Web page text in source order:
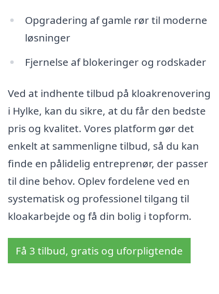
Opgradering af gamle rør til moderne
løsninger
Fjernelse af blokeringer og rodskader
Ved at indhente tilbud på kloakrenovering
i Hylke, kan du sikre, at du får den bedste
pris og kvalitet. Vores platform gør det
enkelt at sammenligne tilbud, så du kan
finde en pålidelig entreprenør, der passer
til dine behov. Oplev fordelene ved en
systematisk og professionel tilgang til
kloakarbejde og få din bolig i topform.
Få 3 tilbud, gratis og uforpligtende